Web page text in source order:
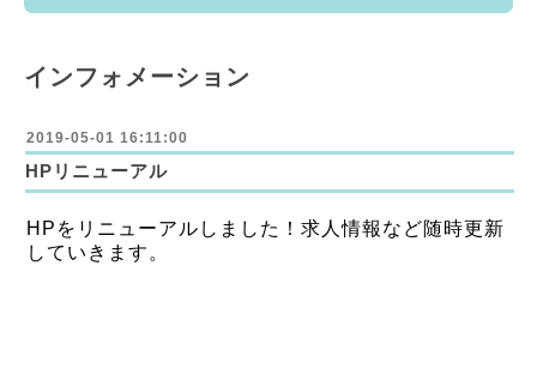
インフォメーション
2019-05-01 16:11:00
HPリニューアル
HPをリニューアルしました！求人情報など随時更新
していきます。